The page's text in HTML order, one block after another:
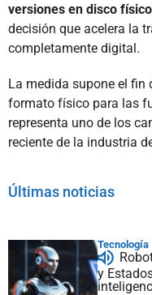
versiones en disco
decisión que acelera la
completamente digital.
La medida supone el fin
formato físico para las
representa uno de los
reciente de la industria
Últimas noticias
Tecnología
y